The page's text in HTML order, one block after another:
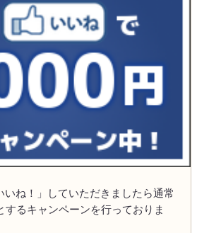
いね！」していただきましたら通常
するキャンペーンを行っておりま